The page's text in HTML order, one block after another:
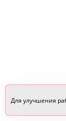
Для улучшения